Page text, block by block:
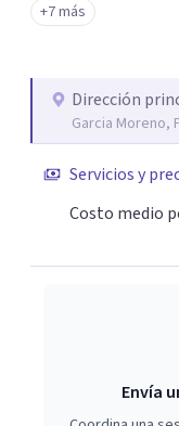
+7 más
Dirección
Garcia Moreno,
Servicios y
Costo medio
Envía